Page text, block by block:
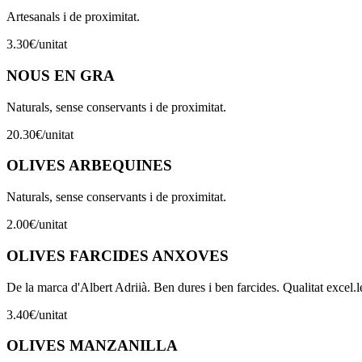
Artesanals i de proximitat.
3.30€/unitat
NOUS EN GRA
Naturals, sense conservants i de proximitat.
20.30€/unitat
OLIVES ARBEQUINES
Naturals, sense conservants i de proximitat.
2.00€/unitat
OLIVES FARCIDES ANXOVES
De la marca d'Albert Adriià. Ben dures i ben farcides. Qualitat
3.40€/unitat
OLIVES MANZANILLA